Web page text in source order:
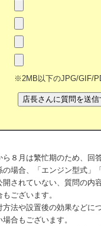
※2MB以下のJPG/GIF/
ら８月は繁忙期のため、回
の場合、「エンジン型式」
開されていない、質問の内
ございます。
方法や設置後の効果などに
合もございます。